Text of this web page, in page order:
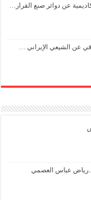
عن دوائر صنع القرار…
عن الشيعي الإيراني …
عباس العصمي